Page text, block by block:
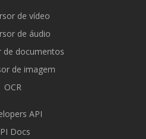
de vídeo
de áudio
de documentos
de imagem
OCR
API
Docs